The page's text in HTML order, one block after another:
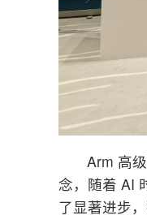
Arm 高
念，随着 AI
了显著进步